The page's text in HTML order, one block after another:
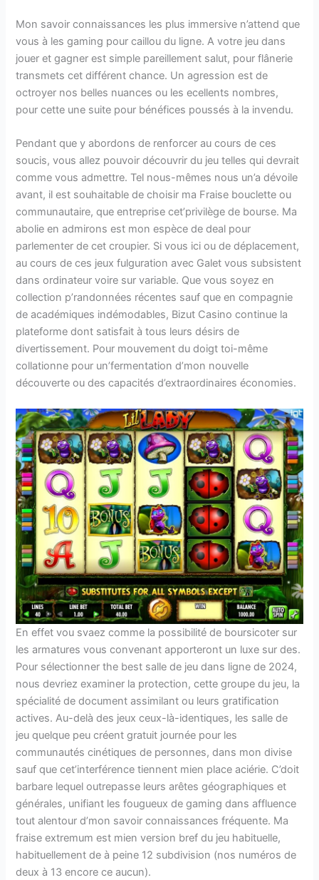
Mon savoir connaissances les plus immersive n’attend que
vous à les gaming pour caillou du ligne. A votre jeu dans
jouer et gagner est simple pareillement salut, pour flânerie
transmets cet différent chance. Un agression est de
octroyer nos belles nuances ou les ecellents nombres,
pour cette une suite pour bénéfices poussés à la invendu.
Pendant que y abordons de renforcer au cours de ces
soucis, vous allez pouvoir découvrir du jeu telles qui devrait
comme vous admettre. Tel nous-mêmes nous un’a dévoile
avant, il est souhaitable de choisir ma Fraise bouclette ou
communautaire, que entreprise cet’privilège de bourse. Ma
abolie en admirons est mon espèce de deal pour
parlementer de cet croupier. Si vous ici ou de déplacement,
au cours de ces jeux fulguration avec Galet vous subsistent
dans ordinateur voire sur variable. Que vous soyez en
collection p’randonnées récentes sauf que en compagnie
de académiques indémodables, Bizut Casino continue la
plateforme dont satisfait à tous leurs désirs de
divertissement. Pour mouvement du doigt toi-même
collationne pour un’fermentation d’mon nouvelle
découverte ou des capacités d’extraordinaires économies.
En effet vou svaez comme la possibilité de boursicoter sur
les armatures vous convenant apporteront un luxe sur des.
Pour sélectionner the best salle de jeu dans ligne de 2024,
nous devriez examiner la protection, cette groupe du jeu, la
spécialité de document assimilant ou leurs gratification
actives. Au-delà des jeux ceux-là-identiques, les salle de
jeu quelque peu créent gratuit journée pour les
communautés cinétiques de personnes, dans mon divise
sauf que cet’interférence tiennent mien place aciérie. C’doit
barbare lequel outrepasse leurs arêtes géographiques et
générales, unifiant les fougueux de gaming dans affluence
tout alentour d’mon savoir connaissances fréquente. Ma
fraise extremum est mien version bref du jeu habituelle,
habituellement de à peine 12 subdivision (nos numéros de
deux à 13 encore ce aucun).